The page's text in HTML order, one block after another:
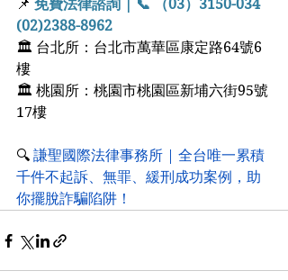
📌 免費法律諮詢 | 📞 （03）3150-034
(02)2388-8962
🏛 台北所：台北市萬華區康定路64號6
樓
🏛 桃園所：桃園市桃園區新埔六街95號
17樓
🔍 謙聖國際法律事務所 | 全台唯一累積
千件不起訴、無罪、緩刑成功案例，助
你擺脫詐騙陷阱！